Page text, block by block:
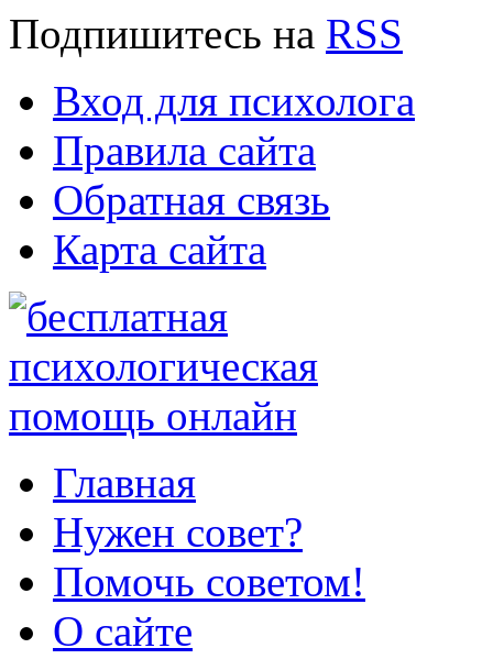
Подпишитесь на RSS
Вход для психолога
Правила сайта
Обратная связь
Карта сайта
Главная
Нужен совет?
Помочь советом!
О сайте